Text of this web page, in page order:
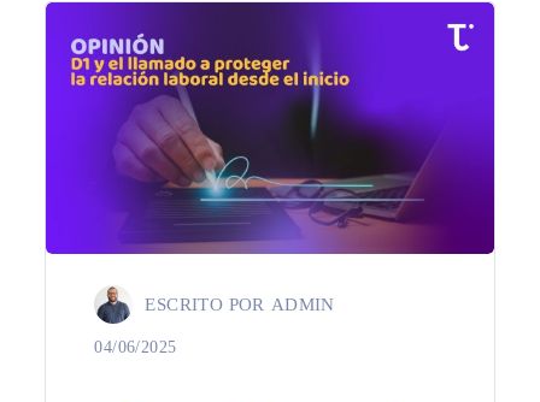
ESCRITO POR ADMIN
04/06/2025